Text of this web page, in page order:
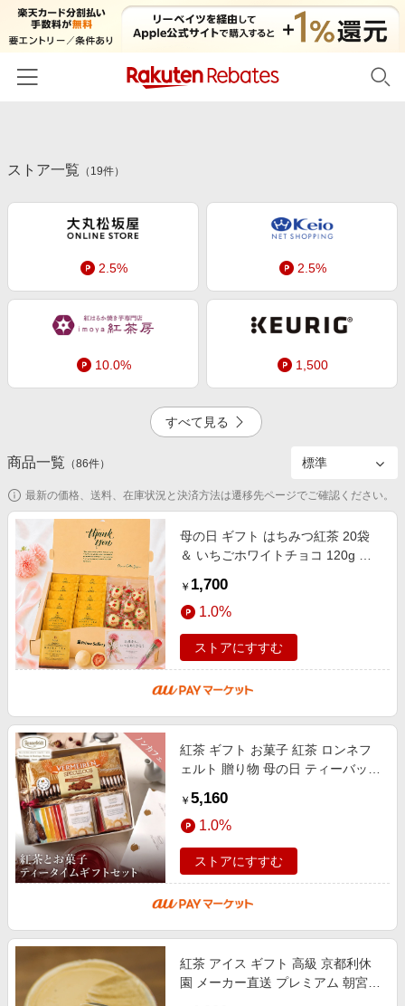
カテゴリー一覧
百貨店・総合ECモール
ファッション・インナー・小物
食品・スイーツ・お酒
日用品・キッチン用品
コスメ・健康・医薬品
キッズ・ベビー用品
家電・PC・スマホ・カメラ
ペット・花・DIY・車
旅行・レジャー・ホテル予約
生活・お役立ち
金融・マネー・保険
デジタルコンテンツ
ビジネス・その他サービス
初回購入者限定特典
新着ストアのご紹介
電子書籍特集
旅行特集
わくわく夏特集
50万ポイント山分けキャンペーン
とことん買い物チャレンジ
Apple公式サイト×楽天カード分割払い
Samsung ボーナスキャンペーン
週末の高還元 夏の長期版
友達紹介
楽天IDでログイン/会員登録
ストア一覧 （ 19件）
2.5% 2.5%
10.0% 1,500
5.0% 4.5%
2.5% 4.5%
4.5%
すべて見る
商品一覧 （86件）
最新の価格、送料、在庫状況と決済方法は遷移先ページでご確認ください。
母の日 ギフト はちみつ紅茶 20袋
＆ いちごホワイトチョコ 120g ギ
ニカーネーション 付き 詰め合わせ
￥ 1,700
1.0%
ストアにすすむ
紅茶 ギフト お菓子 紅茶 ロンネフ
ェルト 贈り物 母の日 ティーバッグ
フェインティータイムギフト
￥ 5,160
1.0%
ストアにすすむ
紅茶 アイス ギフト 高級 京都利休
園 メーカー直送 プレミアム 朝宮紅